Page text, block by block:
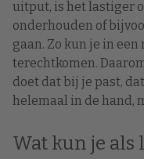
uitput, is het lastiger
onderhouden of
gaan. Zo kun je in
terechtkomen.
doet dat bij je past,
helemaal in de hand,
Wat kun je als